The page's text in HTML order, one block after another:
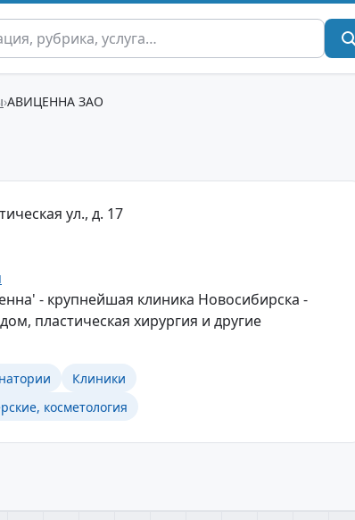
АВИЦЕННА ЗАО
ул., д. 17
- крупнейшая клиника Новосибирска -
пластическая хирургия и другие
Клиники
косметология